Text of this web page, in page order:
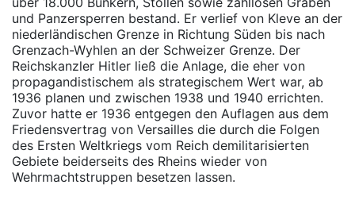
und Panzersperren bestand. Er verlief von Kleve an der
niederländischen Grenze in Richtung Süden bis nach
Grenzach-Wyhlen an der Schweizer Grenze. Der
Reichskanzler Hitler ließ die Anlage, die eher von
propagandistischem als strategischem Wert war, ab
1936 planen und zwischen 1938 und 1940 errichten.
Zuvor hatte er 1936 entgegen den Auflagen aus dem
Friedensvertrag von Versailles die durch die Folgen
des Ersten Weltkriegs vom Reich demilitarisierten
Gebiete beiderseits des Rheins wieder von
Wehrmachtstruppen besetzen lassen.